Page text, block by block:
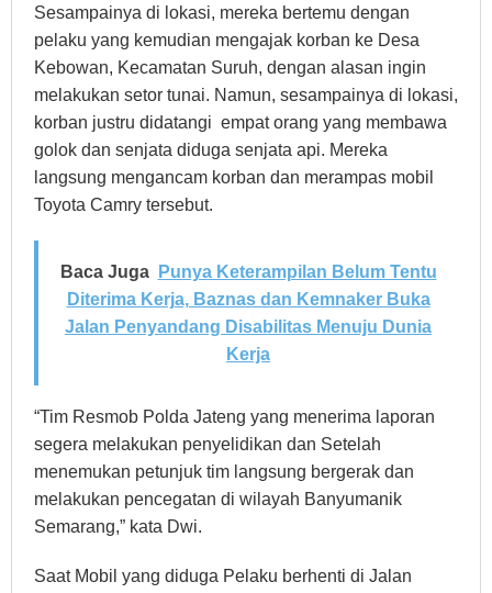
Sesampainya di lokasi, mereka bertemu dengan
pelaku yang kemudian mengajak korban ke Desa
Kebowan, Kecamatan Suruh, dengan alasan ingin
melakukan setor tunai. Namun, sesampainya di lokasi,
korban justru didatangi empat orang yang membawa
golok dan senjata diduga senjata api. Mereka
langsung mengancam korban dan merampas mobil
Toyota Camry tersebut.
Baca Juga
Punya Keterampilan Belum Tentu
Diterima Kerja, Baznas dan Kemnaker Buka
Jalan Penyandang Disabilitas Menuju Dunia
Kerja
“Tim Resmob Polda Jateng yang menerima laporan
segera melakukan penyelidikan dan Setelah
menemukan petunjuk tim langsung bergerak dan
melakukan pencegatan di wilayah Banyumanik
Semarang,” kata Dwi.
Saat Mobil yang diduga Pelaku berhenti di Jalan